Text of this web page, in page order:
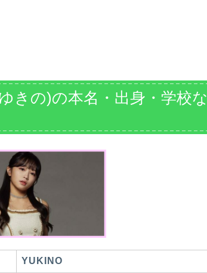
きの)の本名・出身・学校な
YUKINO